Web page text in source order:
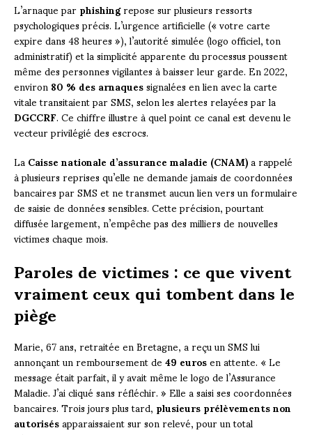
L’arnaque parphishingrepose sur plusieurs ressorts
psychologiques précis. L’urgence artificielle (« votre carte
expire dans 48 heures »), l’autorité simulée (logo officiel, ton
administratif) et la simplicité apparente du processus poussent
même des personnes vigilantes à baisser leur garde. En 2022,
environ80 % des arnaquessignalées en lien avec la carte
vitale transitaient par SMS, selon les alertes relayées par la
DGCCRF. Ce chiffre illustre à quel point ce canal est devenu le
vecteur privilégié des escrocs.
LaCaisse nationale d’assurance maladie (CNAM)a rappelé
à plusieurs reprises qu’elle ne demande jamais de coordonnées
bancaires par SMS et ne transmet aucun lien vers un formulaire
de saisie de données sensibles. Cette précision, pourtant
diffusée largement, n’empêche pas des milliers de nouvelles
victimes chaque mois.
Paroles de victimes : ce que vivent
vraiment ceux qui tombent dans le
piège
Marie, 67 ans, retraitée en Bretagne, a reçu un SMS lui
annonçant un remboursement de49 eurosen attente. « Le
message était parfait, il y avait même le logo de l’Assurance
Maladie. J’ai cliqué sans réfléchir. » Elle a saisi ses coordonnées
bancaires. Trois jours plus tard,plusieurs prélèvements non
autorisésapparaissaient sur son relevé, pour un total